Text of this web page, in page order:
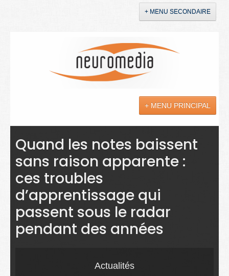
+ MENU SECONDAIRE
+ MENU PRINCIPAL
Actualités
Sciences
Maladies
Soins
Droit
Lexique
Quand les notes baissent
sans raison apparente :
ces troubles
d’apprentissage qui
passent sous le radar
pendant des années
Actualités